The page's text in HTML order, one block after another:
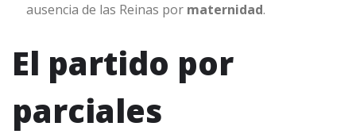
ausencia de las Reinas por maternidad.
El partido por
parciales